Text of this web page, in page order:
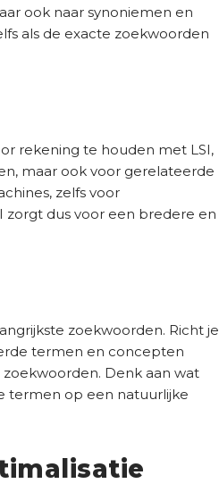
ook naar synoniemen en
als de exacte zoekwoorden
rekening te houden met LSI,
maar ook voor gerelateerde
zelfs voor
dus voor een bredere en
zoekwoorden. Richt je
termen en concepten
Denk aan wat
termen op een natuurlijke